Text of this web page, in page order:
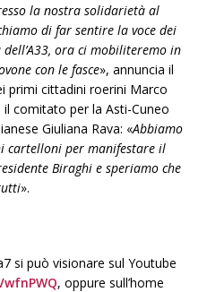
la nostra solidarietà al
di far sentire la voce dei
ora ci mobiliteremo in
con le fasce», annuncia il
primi cittadini roerini Marco
comitato per la Asti-Cuneo
Giuliana Rava: «Abbiamo
cartelloni per manifestare il
Biraghi e speriamo che
».
si può visionare sul Youtube
, oppure sull’home